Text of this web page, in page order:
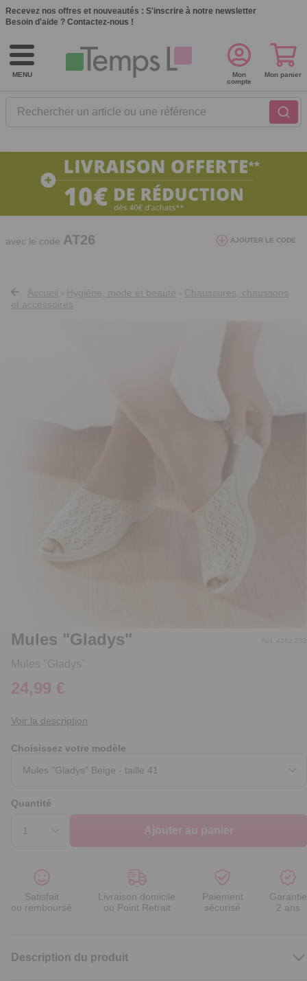
Recevez nos offres et nouveautés : S'inscrire à notre newsletter
Besoin d'aide ? Contactez-nous !
MENU
Rechercher un article ou une référence
Mon
compte
Mon panier
10€ de réduction dès 40€ d'achat. Offre
valable du 03/08/2026 au 12/08/2026.
avec le code AT26 AJOUTER LE CODE
Accueil Hygiène, mode et beauté
Chaussures, chaussons
et accessoires
Mules "Gladys"
Mules ''Gladys''
Réf. 4282.232
24,99 €
Voir la description
Choisissez votre modèle
Quantité
Ajouter au panier
Satisfait
ou remboursé
Livraison domicile
ou Point Retrait
Paiement
sécurisé
Garantie
2 ans
Description du produit